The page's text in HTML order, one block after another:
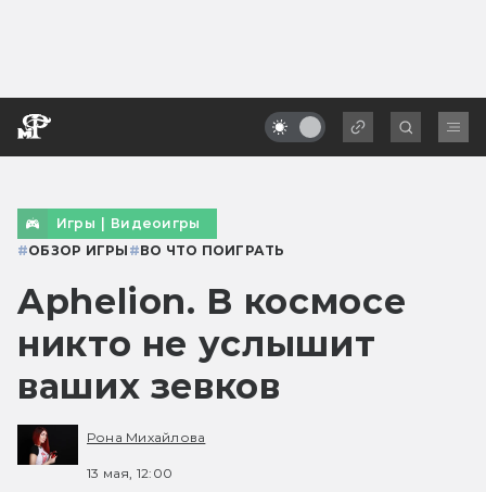
Игры | Видеоигры
#ОБЗОР ИГРЫ #ВО ЧТО ПОИГРАТЬ
Aphelion. В космосе
никто не услышит
ваших зевков
Рона Михайлова
13 мая, 12:00